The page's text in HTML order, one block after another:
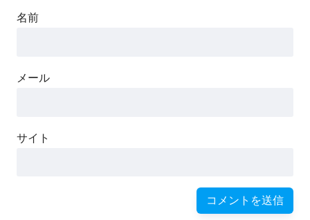
名前
メール
サイト